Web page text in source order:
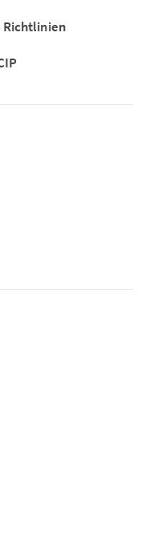
Richtlinien